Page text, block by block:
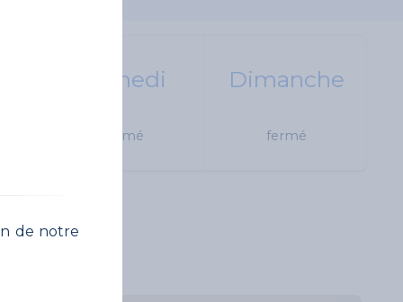
Samedi
fermé
Dimanche
fermé
de notre